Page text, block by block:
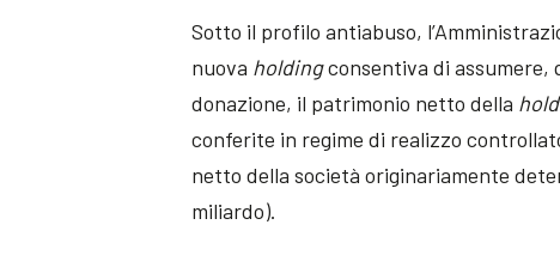
Sotto il profilo antiabuso,
nuova holdingconsentiva di assumere,
donazione, il patrimonio netto della
conferite in regime di realizzo
netto della società originariamente
miliardo).